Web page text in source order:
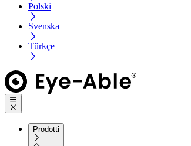
Polski
Svenska
Türkçe
Prodotti